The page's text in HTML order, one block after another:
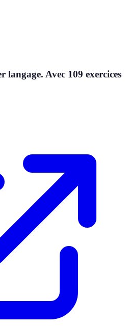
Avec 109 exercices